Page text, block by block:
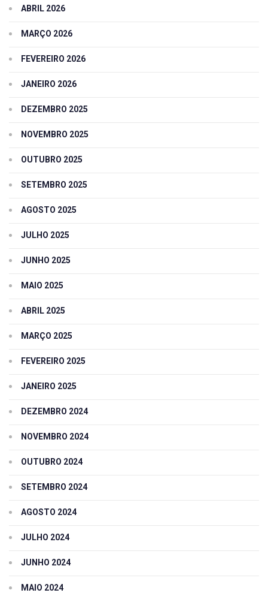
ABRIL 2026
MARÇO 2026
FEVEREIRO 2026
JANEIRO 2026
DEZEMBRO 2025
NOVEMBRO 2025
OUTUBRO 2025
SETEMBRO 2025
AGOSTO 2025
JULHO 2025
JUNHO 2025
MAIO 2025
ABRIL 2025
MARÇO 2025
FEVEREIRO 2025
JANEIRO 2025
DEZEMBRO 2024
NOVEMBRO 2024
OUTUBRO 2024
SETEMBRO 2024
AGOSTO 2024
JULHO 2024
JUNHO 2024
MAIO 2024